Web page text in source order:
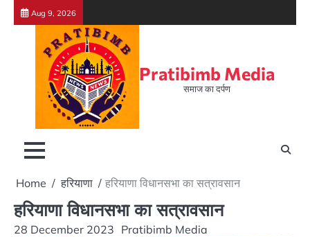
Skip
Aug 9, 2026
Pratibimb Media
समाज का दर्पण
Home हरियाणा हरियाणा विधानसभा का सत्रावसान
हरियाणा विधानसभा का सत्रावसान
28 December 2023 Pratibimb Media